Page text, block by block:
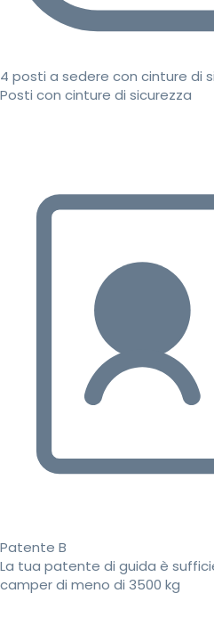
4 posti a sedere con cinture di
Posti con cinture di sicurezza
Patente B
La tua patente di guida è
camper di meno di 3500 kg